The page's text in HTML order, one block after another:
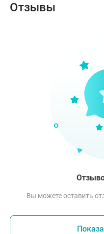
Отзывы
Вы можете оставить